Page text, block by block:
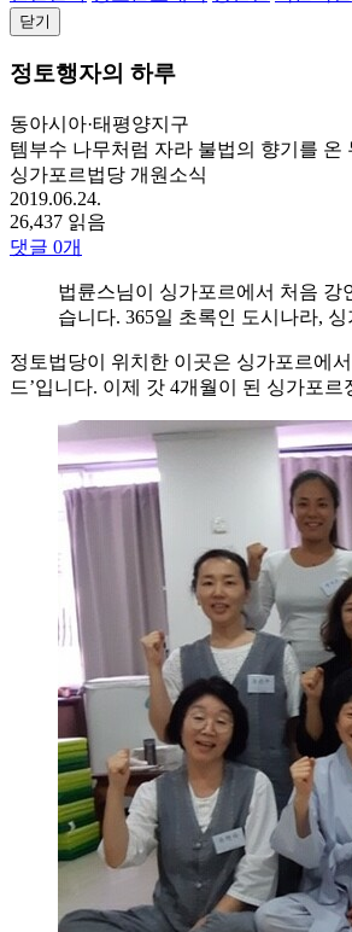
닫기
정토행자의 하루
동아시아·태평양지구
템부수 나무처럼 자라 불법의 향기를 온
싱가포르법당 개원소식
2019.06.24.
26,437 읽음
댓글 0개
법륜스님이 싱가포르에서 처음 강
습니다. 365일 초록인 도시나라,
정토법당이 위치한 이곳은 싱가포르에
드’입니다. 이제 갓 4개월이 된 싱가포